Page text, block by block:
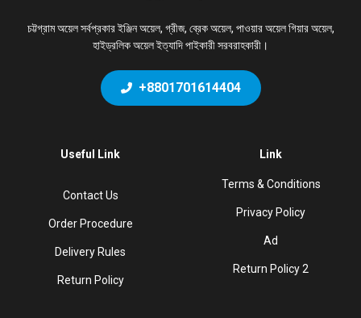
চট্টগ্রাম অয়েল সর্বপ্রকার ইঞ্জিন অয়েল, গ্রীজ, ব্রেক অয়েল, পাওয়ার অয়েল গিয়ার অয়েল,
হাইড্রলিক অয়েল ইত্যাদি পাইকারী সরবরাহকারী।
+8801701614404
Useful Link
Contact Us
Order Procedure
Delivery Rules
Return Policy
Link
Terms & Conditions
Privacy Policy
Ad
Return Policy 2